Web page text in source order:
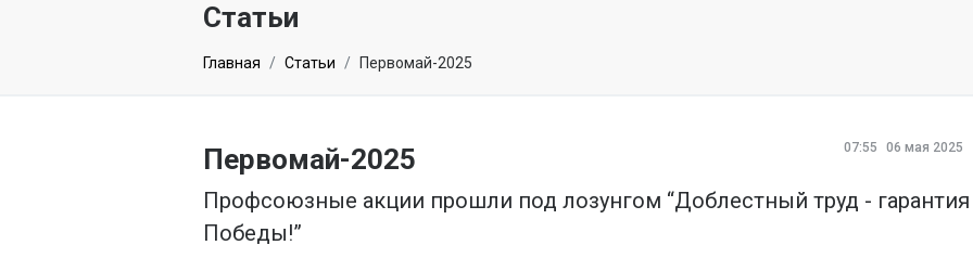
Статьи
Главная Статьи Первомай-2025
07:55 06 мая 2025
Первомай-2025
Профсоюзные акции прошли под лозунгом “Доблестный труд - гарантия
Победы!”